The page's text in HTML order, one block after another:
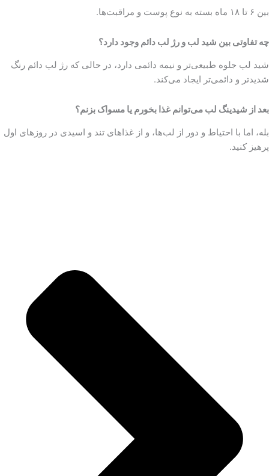
بین ۶ تا ۱۸ ماه بسته به نوع پوست و مراقبت‌ها.
چه تفاوتی بین شید لب و رژ لب دائم وجود دارد؟
شید لب جلوه طبیعی‌تر و نیمه دائمی دارد، در حالی که رژ لب دائم رنگ
شدیدتر و دائمی‌تر ایجاد می‌کند.
بعد از شیدینگ لب می‌توانم غذا بخورم یا مسواک بزنم؟
بله، اما با احتیاط و دور از لب‌ها، و از غذاهای تند و اسیدی در روزهای اول
پرهیز کنید.